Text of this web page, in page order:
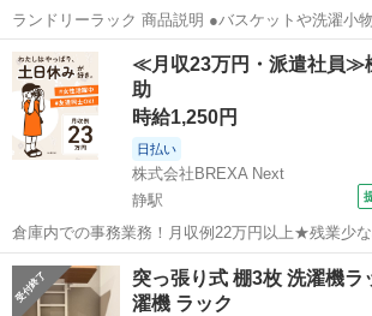
ランドリーラック 商品説明 ●バスケットや洗濯小
利 ●スリム設計なので場所をとらずすき間にも置
トを2段に置いて収納力アップ ■耐荷重(約)：下段3kg・上段2kg サイズ
2段 ・サ...
茨城 つくば市 研究学園駅 収納家具
≪月収23万円・派遣社員≫
助
時給1,250円
日払い
株式会社BREXA Next
静駅
倉庫内での事務業務！月収例22万円以上★残業少
40代の男女活躍中！空調完備で快適作業★食堂利
OK◎無料駐車場完備！《茨城県常陸大宮市》 人気の工場のお仕事 ◇
電子部品製造倉庫内の事務...
茨城 常陸大宮市 静駅 その他
突っ張り式 棚3枚 洗濯機ラ
濯機 ラック